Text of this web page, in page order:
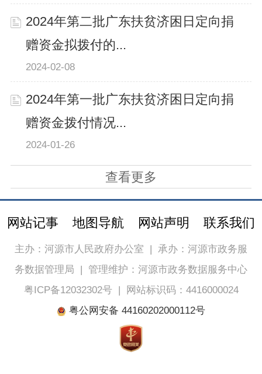
2024年第二批广东扶贫济困日定向捐
赠资金拟拨付的...
2024-02-08
2024年第一批广东扶贫济困日定向捐
赠资金拨付情况...
2024-01-26
查看更多
网站记事 地图导航 网站声明 联系我们
主办：河源市人民政府办公室
承办：河源市政务服
务数据管理局
管理维护：河源市政务数据服务中心
粤ICP备12032302号|
网站标识码：4416000024
粤公网安备 44160202000112号